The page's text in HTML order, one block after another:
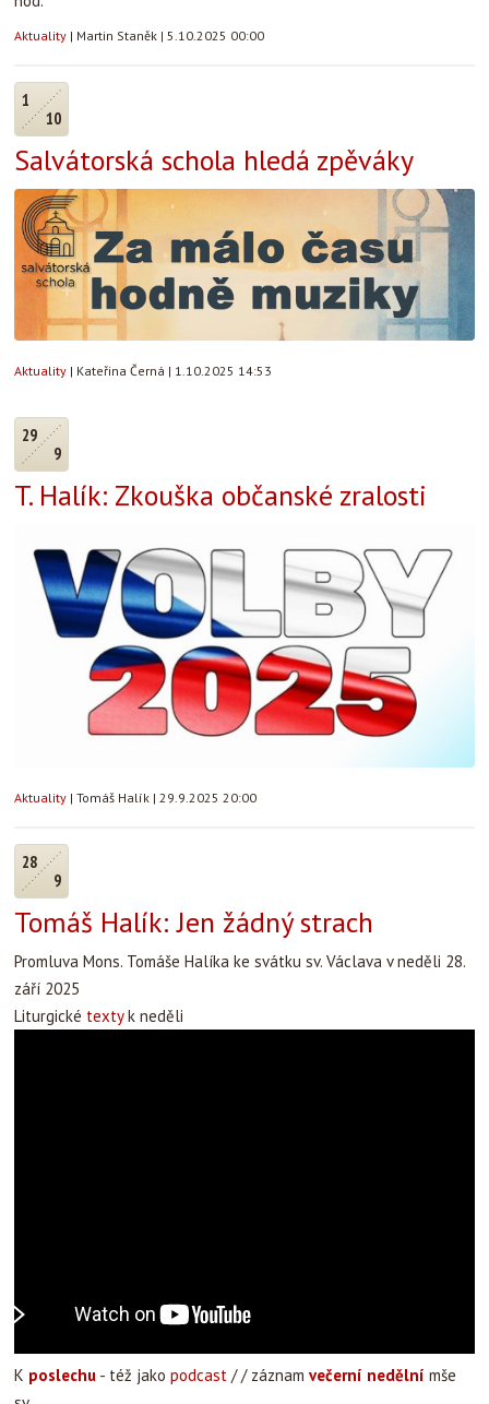
Aktuality | Martin Staněk | 5.10.2025 00:00
1
10
Salvátorská schola hledá zpěváky
Aktuality | Kateřina Černá | 1.10.2025 14:53
29
9
T. Halík: Zkouška občanské zralosti
Aktuality | Tomáš Halík | 29.9.2025 20:00
28
9
Tomáš Halík: Jen žádný strach
Promluva Mons. Tomáše Halíka ke svátku sv. Václava v neděli 28.
září 2025
Liturgické textyk neděli
K poslechu - též jako podcast / / záznam večerní nedělní mše